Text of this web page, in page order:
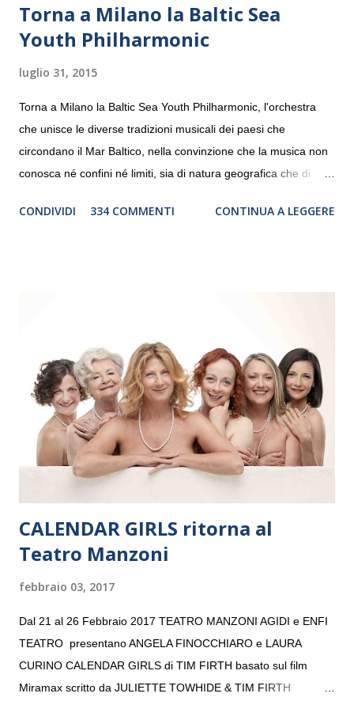
Torna a Milano la Baltic Sea
Youth Philharmonic
luglio 31, 2015
Torna a Milano la Baltic Sea Youth Philharmonic, l'orchestra
che unisce le diverse tradizioni musicali dei paesi che
circondano il Mar Baltico, nella convinzione che la musica non
conosca né confini né limiti, sia di natura geografica che di
debutterà il 10 settembre a Heiden, in Germania, e toccherà, in
“Settembre dell’Accademia” dove si esibirà per il secondo anno
consecutivo. Il pubblico milanese avrà il piacere di applaudire i
giovani artisti della Baltic Sea Youth Philharmonic per la quarta
volta. L’orchestra, fondata nel 2008 da Kristjan Järvi (affiancato
da un prestigioso consiglio di consulent...
CONDIVIDI 334 COMMENTI CONTINUA A LEGGERE
CALENDAR GIRLS ritorna al
Teatro Manzoni
febbraio 03, 2017
Dal 21 al 26 Febbraio 2017 TEATRO MANZONI AGIDI e ENFI
TEATRO presentano ANGELA FINOCCHIARO e LAURA
CURINO CALENDAR GIRLS di TIM FIRTH basato sul film
Miramax scritto da JULIETTE TOWHIDE & TIM FIRTH